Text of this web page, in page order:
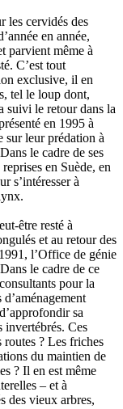
les cervidés des
en année,
parvient même à
C’est tout
exclusive, il en
tel le loup dont,
suivi le retour dans la
en 1995 à
sur leur prédation à
le cadre de ses
en Suède, en
s’intéresser à
être resté à
et au retour des
l’Office de génie
le cadre de ce
pour la
sa
invertébrés. Ces
routes ? Les friches
du maintien de
? Il en est même
– et à
des vieux arbres,